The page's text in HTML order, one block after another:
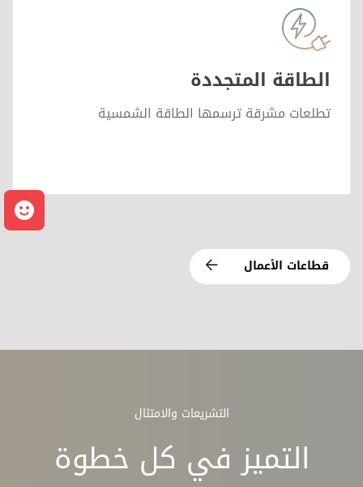
الطاقة المتجددة
تطلعات مشرقة ترسمها الطاقة الشمسية
التنمية الاقتصادية.
وكأحد التقنيات المستخدمة ضمن تقنيات عديدة…
قطاعات الأعمال
التشريعات والامتثال
التميز في كل خطوة